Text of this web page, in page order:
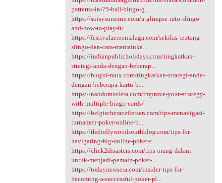
patterns-in-75-ball-bingo-g...
https://soisysurseine.com/a-glimpse-into-slingo-
and-how-to-play-it/
https://festivalaereomalaga.com/sekilas-tentang-
slingo-dan-cara-memainka...
https://indianpublicholidays.com/tingkatkan-
strategi-anda-dengan-beberap...
https://buqisi-ruux.com/tingkatkan-strategi-anda-
dengan-beberapa-kartu-b...
https://nandomuslera.com/improve-your-strategy-
with-multiple-bingo-cards/
https://belgischeracefietsen.com/tips-menavigasi-
turnamen-poker-online-b...
https://thehollywoodsouthblog.com/tips-for-
navigating-big-online-poker-t...
https://click2disasters.com/tips-orang-dalam-
untuk-menjadi-pemain-poker-...
https://todaynewsera.com/insider-tips-for-
becoming-a-successful-poker-pl...